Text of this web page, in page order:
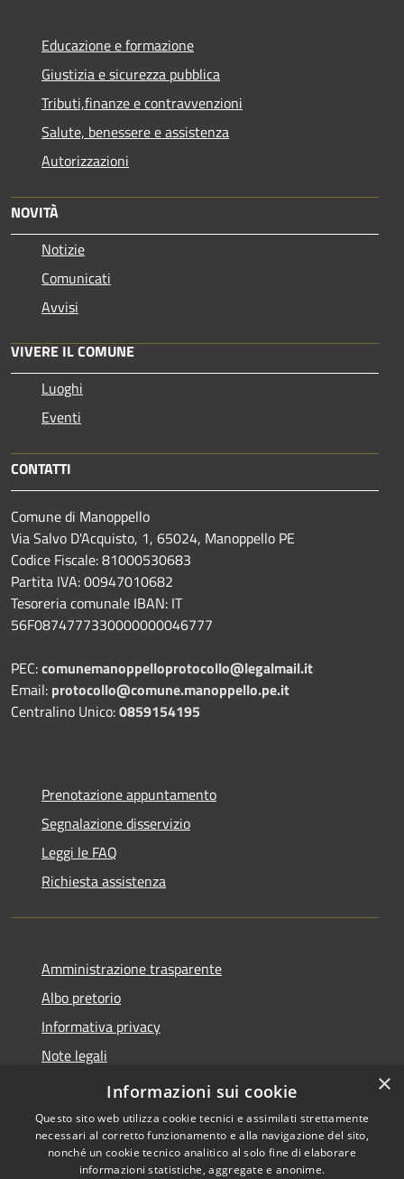
Educazione e formazione
Giustizia e sicurezza pubblica
Tributi,finanze e contravvenzioni
Salute, benessere e assistenza
Autorizzazioni
NOVITÀ
Notizie
Comunicati
Avvisi
VIVERE IL COMUNE
Luoghi
Eventi
CONTATTI
Comune di Manoppello
Via Salvo D'Acquisto, 1, 65024, Manoppello PE
Codice Fiscale: 81000530683
Partita IVA: 00947010682
Tesoreria comunale IBAN: IT
56F0874777330000000046777
PEC:comunemanoppelloprotocollo@legalmail.it
Email: protocollo@comune.manoppello.pe.it
Centralino Unico:0859154195
Prenotazione appuntamento
Segnalazione disservizio
Leggi le FAQ
Richiesta assistenza
Amministrazione trasparente
Albo pretorio
Informativa privacy
Note legali
Dichiarazione di accessibilità
Copyright © 2026 • Comune di
×
Informazioni sui cookie
Questo sito web utilizza cookie tecnici e assimilati strettamente
necessari al corretto funzionamento e alla navigazione del sito,
nonché un cookie tecnico analitico al solo fine di elaborare
informazioni statistiche, aggregate e anonime.